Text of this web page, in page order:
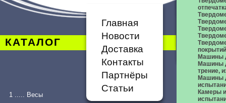
КАТАЛОГ
Главная
Новости
Доставка
Контакты
Партнёры
Статьи
1 ..... Весы
покрытий
Машины
Машины
трение,
Машины
Камеры